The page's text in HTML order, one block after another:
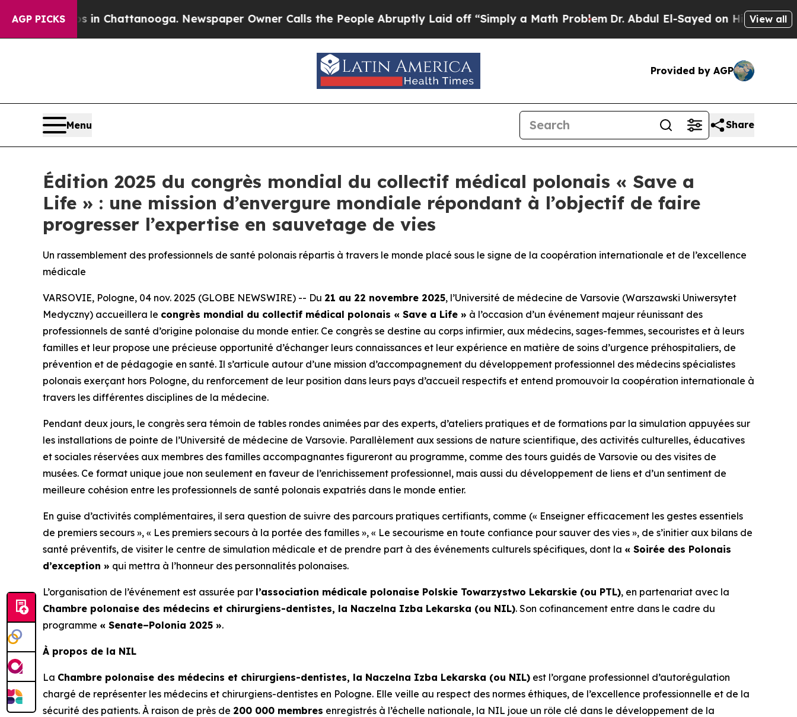
AGP PICKS
Chaos in Chattanooga. Newspaper Owner Calls the People Abruptly Laid off “Simply a Math ProblemDr. Abdul El-Sayed on Historic View all
Provided by AGP
Menu Share
Édition 2025 du congrès mondial du collectif médical polonais « Save a
Life » : une mission d’envergure mondiale répondant à l’objectif de faire
progresser l’expertise en sauvetage de vies
Un rassemblement des professionnels de santé polonais répartis à travers le monde placé sous le signe de la coopération internationale et de l’excellence
médicale
VARSOVIE, Pologne, 04 nov. 2025 (GLOBE NEWSWIRE) -- Du 21 au 22 novembre 2025, l’Université de médecine de Varsovie (Warszawski Uniwersytet
Medyczny) accueillera le congrès mondial du collectif médical polonais « Save a Life » à l’occasion d’un événement majeur réunissant des
professionnels de santé d’origine polonaise du monde entier. Ce congrès se destine au corps infirmier, aux médecins, sages-femmes, secouristes et à leurs
familles et leur propose une précieuse opportunité d’échanger leurs connaissances et leur expérience en matière de soins d’urgence préhospitaliers, de
prévention et de pédagogie en santé. Il s’articule autour d’une mission d’accompagnement du développement professionnel des médecins spécialistes
polonais exerçant hors Pologne, du renforcement de leur position dans leurs pays d’accueil respectifs et entend promouvoir la coopération internationale à
travers les différentes disciplines de la médecine.
Pendant deux jours, le congrès sera témoin de tables rondes animées par des experts, d’ateliers pratiques et de formations par la simulation appuyées sur
les installations de pointe de l’Université de médecine de Varsovie. Parallèlement aux sessions de nature scientifique, des activités culturelles, éducatives
et sociales réservées aux membres des familles accompagnantes figureront au programme, comme des tours guidés de Varsovie ou des visites de
musées. Ce format unique joue non seulement en faveur de l’enrichissement professionnel, mais aussi du développement de liens et d’un sentiment de
meilleure cohésion entre les professionnels de santé polonais expatriés dans le monde entier.
En guise d’activités complémentaires, il sera question de suivre des parcours pratiques certifiants, comme (« Enseigner efficacement les gestes essentiels
de premiers secours », « Les premiers secours à la portée des familles », « Le secourisme en toute confiance pour sauver des vies », de s’initier aux bilans de
santé préventifs, de visiter le centre de simulation médicale et de prendre part à des événements culturels spécifiques, dont la « Soirée des Polonais
d’exception » qui mettra à l’honneur des personnalités polonaises.
L’organisation de l’événement est assurée par l’association médicale polonaise Polskie Towarzystwo Lekarskie (ou PTL), en partenariat avec la
Chambre polonaise des médecins et chirurgiens-dentistes, la Naczelna Izba Lekarska (ou NIL). Son cofinancement entre dans le cadre du
programme « Senate–Polonia 2025 ».
À propos de la NIL
La Chambre polonaise des médecins et chirurgiens-dentistes, la Naczelna Izba Lekarska (ou NIL) est l’organe professionnel d’autorégulation
chargé de représenter les médecins et chirurgiens-dentistes en Pologne. Elle veille au respect des normes éthiques, de l’excellence professionnelle et de la
sécurité des patients. À raison de près de 200 000 membres enregistrés à l’échelle nationale, la NIL joue un rôle clé dans le développement de la